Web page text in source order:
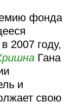
фонда
2007 году,
Гана
и
свою